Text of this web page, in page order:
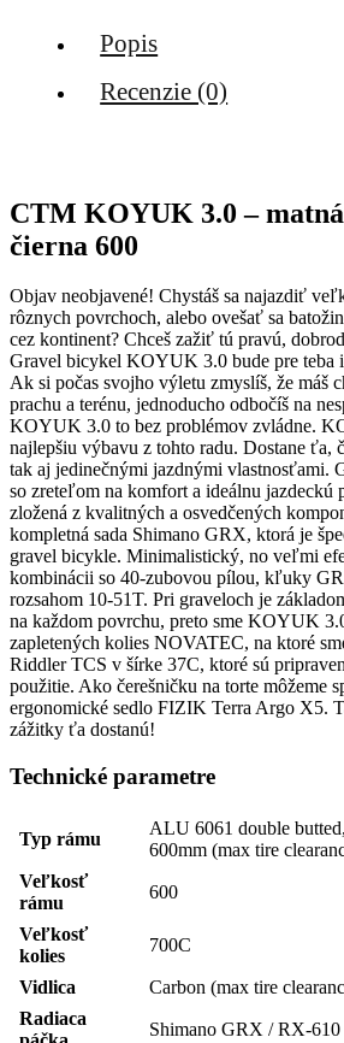
Popis
Recenzie (0)
CTM KOYUK 3.0 –
čierna 600
Objav neobjavené! Chystáš sa najazdiť
rôznych povrchoch, alebo ovešať sa
cez kontinent? Chceš zažiť tú pravú,
Gravel bicykel KOYUK 3.0 bude pre teba
Ak si počas svojho výletu zmyslíš, že máš
prachu a terénu, jednoducho odbočíš na
KOYUK 3.0 to bez problémov zvládne.
najlepšiu výbavu z tohto radu. Dostane ťa,
tak aj jedinečnými jazdnými vlastnosťami.
so zreteľom na komfort a ideálnu jazdeckú
zložená z kvalitných a osvedčených
kompletná sada Shimano GRX, ktorá je
gravel bicykle. Minimalistický, no veľmi
kombinácii so 40-zubovou pílou, kľuky
rozsahom 10-51T. Pri graveloch je
na každom povrchu, preto sme KOYUK
zapletených kolies NOVATEC, na ktoré
Riddler TCS v šírke 37C, ktoré sú
použitie. Ako čerešničku na torte môžeme
ergonomické sedlo FIZIK Terra Argo X5.
zážitky ťa dostanú!
Technické parametre
Typ rámu
ALU 6061 double
600mm (max tire
Veľkosť
rámu
600
Veľkosť
kolies
700C
Vidlica
Carbon (max tire
Radiaca
Shimano GRX / RX-610